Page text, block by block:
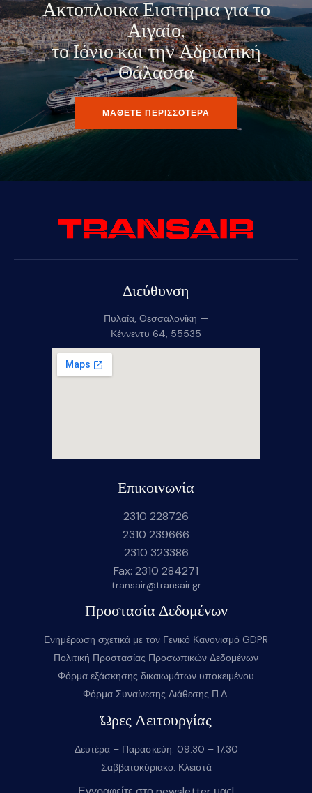
Ακτοπλοικα Εισιτήρια για το
Αιγαίο,
το Ιόνιο και την Αδριατική
Θάλασσα
ΜΑΘΕΤΕ ΠΕΡΙΣΣΟΤΕΡΑ
Διεύθυνση
Πυλαία, Θεσσαλονίκη —
Κέννεντυ 64, 55535
Επικοινωνία
2310 228726
2310 239666
2310 323386
Fax: 2310 284271
transair@transair.gr
Προστασία Δεδομένων
Ενημέρωση σχετικά με τον Γενικό Κανονισμό GDPR
Πολιτική Προστασίας Προσωπικών Δεδομένων
Φόρμα εξάσκησης δικαιωμάτων υποκειμένου
Φόρμα Συναίνεσης Διάθεσης Π.Δ.
Ώρες Λειτουργίας
Δευτέρα – Παρασκεύη: 09.30 – 17.30
Σαββατοκύριακο: Κλειστά